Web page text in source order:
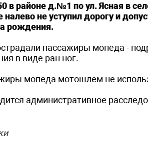
в районе д.№1 по ул. Ясная в
налево не уступил дорогу и
рождения.
пассажиры мопеда -
в виде ран ног.
мопеда мотошлем не
административное